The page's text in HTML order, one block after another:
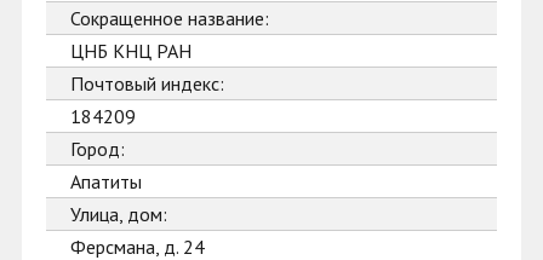
Сокращенное название:
ЦНБ КНЦ РАН
Почтовый индекс:
184209
Город:
Апатиты
Улица, дом:
Ферсмана, д. 24